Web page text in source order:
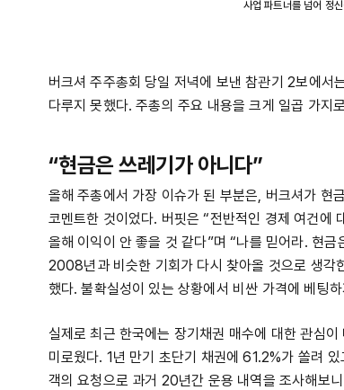
사업 파트너를 넘어 정
버크셔 주주총회 당일 저녁에 보낸 참관기 2보에
다루지 못했다. 주총의 주요 내용을 크게 일곱 가지
“현금은 쓰레기가 아니다”
올해 주총에서 가장 이슈가 된 부분은, 버크셔가 현
코멘트한 것이었다. 버핏은 “전반적인 경제 여건에
올해 이익이 안 좋을 것 같다”며 “나를 믿어라.
2008년과 비슷한 기회가 다시 찾아올 것으로 생각
했다. 불확실성이 있는 상황에서 비싼 가격에 베팅
실제로 최근 한국에는 장기채권 매수에 대한 관심
미로웠다. 1년 만기 초단기 채권에 61.2%가 쏠려
객의 요청으로 과거 20년간 운용 내역을 조사해보